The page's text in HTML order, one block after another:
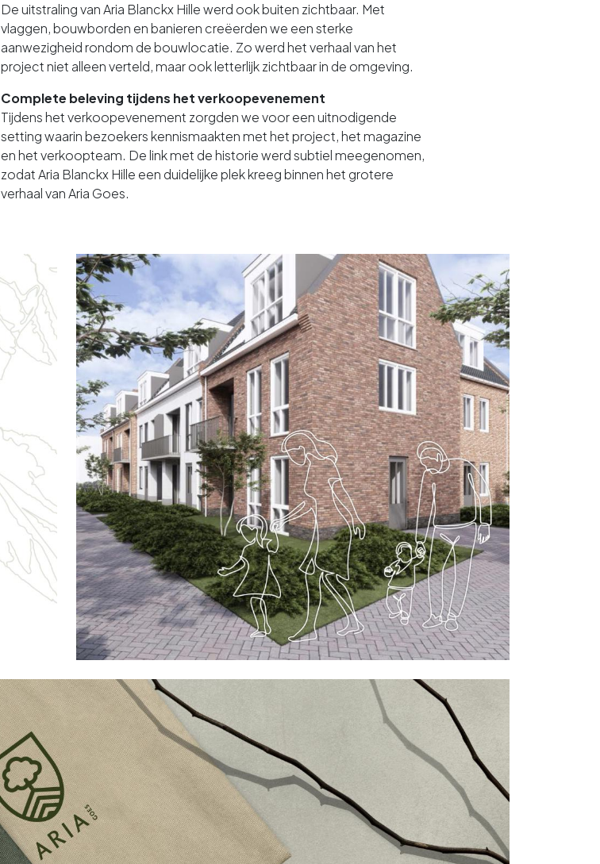
De uitstraling van Aria Blanckx Hille werd ook buiten zichtbaar. Met
vlaggen, bouwborden en banieren creëerden we een sterke
aanwezigheid rondom de bouwlocatie. Zo werd het verhaal van het
project niet alleen verteld, maar ook letterlijk zichtbaar in de omgeving.
Complete beleving tijdens het verkoopevenement
Tijdens het verkoopevenement zorgden we voor een uitnodigende
setting waarin bezoekers kennismaakten met het project, het magazine
en het verkoopteam. De link met de historie werd subtiel meegenomen,
zodat Aria Blanckx Hille een duidelijke plek kreeg binnen het grotere
verhaal van Aria Goes.